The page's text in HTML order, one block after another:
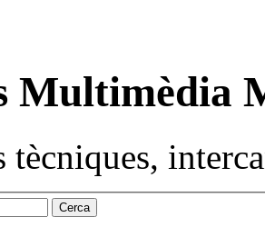
Multimèdia
tècniques,